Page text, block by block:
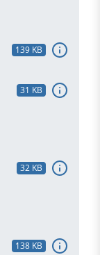
139 KB
31 KB
32 KB
138 KB